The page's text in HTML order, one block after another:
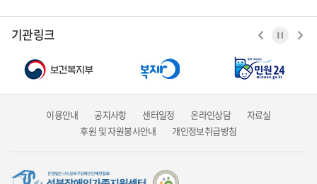
기관링크
이용안내 공지사항 센터일정 온라인상담
자료실
후원 및 자원봉사안내
개인정보취급방침